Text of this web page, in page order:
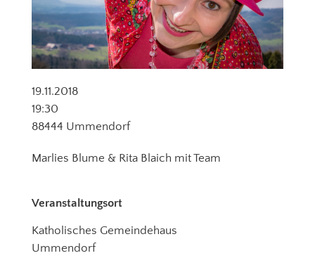
Veranstaltungsort
Katholisches Gemeindehaus
Ummendorf
19.11.2018
19:30
88444 Ummendorf
Marlies Blume & Rita Blaich mit Team